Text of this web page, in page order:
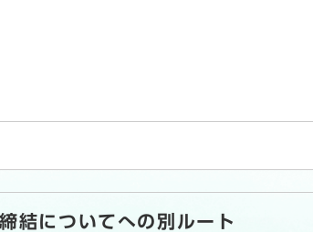
結についてへの別ルート